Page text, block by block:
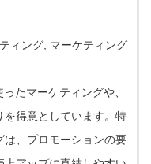
ィング, マーケティング
たマーケティングや、
を得意としています。特
は、プロモーションの要